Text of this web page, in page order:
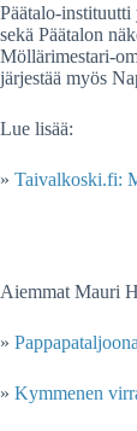
Päätalo-instituutti
sekä Päätalon
Möllärimestari-
järjestää myös
Lue lisää:
» Taivalkoski.fi:
Aiemmat Mauri
» Pappapataljoona
» Kymmenen